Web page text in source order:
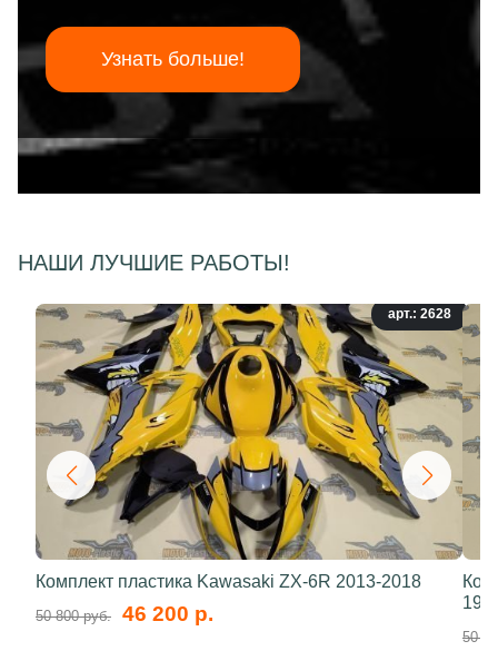
Узнать больше!
НАШИ ЛУЧШИЕ РАБОТЫ!
арт.: 2628
Комплект пластика Kawasaki ZX-6R 2013-2018
50 800 руб. 46 200 р.
50